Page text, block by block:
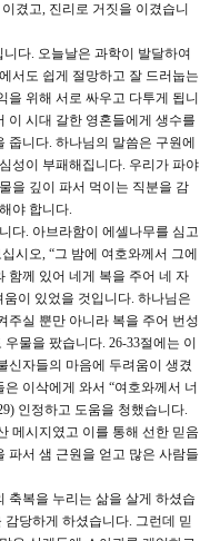
겼고, 진리로 거짓을 이겼습니
다. 오늘날은 과학이 발달하여
서도 쉽게 절망하고 잘 드러눕는
위해 서로 싸우고 다투게 됩니
이 시대 갈한 영혼들에게 생수를
니다. 하나님의 말씀은 구원에
성이 부패해집니다. 우리가 파야
을 깊이 파서 먹이는 직분을 감
야 합니다.
다. 아브라함이 에셀나무를 심고
시오, “그 밤에 여호와께서 그에
함께 있어 네게 복을 주어 네 자
이 있었을 것입니다. 하나님은
주실 뿐만 아니라 복을 주어 번성
물을 팠습니다. 26-33절에는 이
신자들의 마음에 두려움이 생겼
이삭에게 와서 “여호와께서 너
인정하고 도움을 청했습니다.
메시지였고 이를 통해 선한 믿음
파서 샘 근원을 얻고 많은 사람들
축복을 누리는 삶을 살게 하셨습
당하게 하셨습니다. 그런데 믿